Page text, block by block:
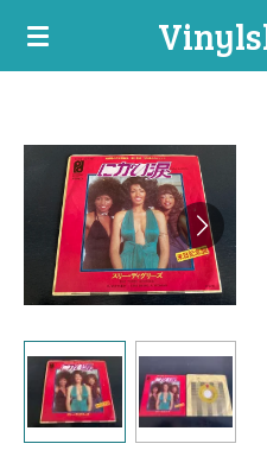
Ga
hoofdinhoud